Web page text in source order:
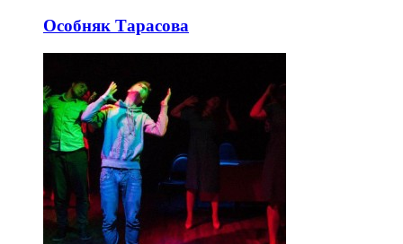
Особняк Тарасова